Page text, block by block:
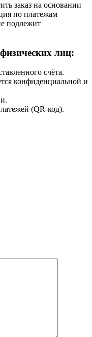
заказ на основании
по платежам
подлежит
лиц:
счёта.
конфиденциальной и
(QR-код).